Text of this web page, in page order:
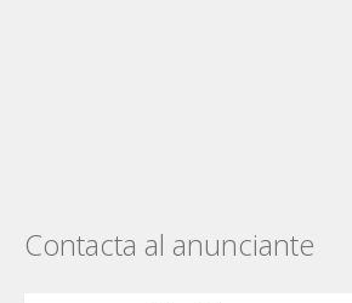
Contacta al anunciante